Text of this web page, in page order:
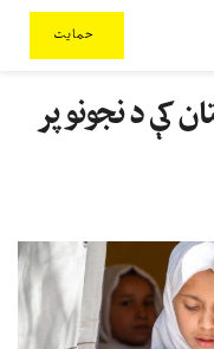
حمایت
کې د نجونو پر